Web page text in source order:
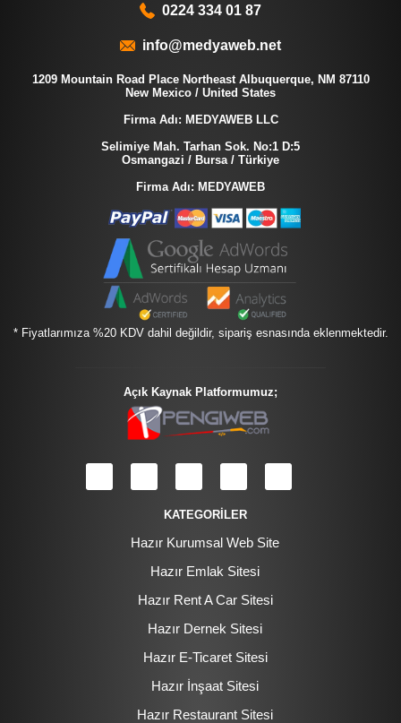
0224 334 01 87
info@medyaweb.net
1209 Mountain Road Place Northeast Albuquerque, NM 87110
New Mexico / United States
Firma Adı: MEDYAWEB LLC
Selimiye Mah. Tarhan Sok. No:1 D:5
Osmangazi / Bursa / Türkiye
Firma Adı: MEDYAWEB
* Fiyatlarımıza %20 KDV dahil değildir, sipariş esnasında eklenmektedir.
Açık Kaynak Platformumuz;
KATEGORİLER
Hazır Kurumsal Web Site
Hazır Emlak Sitesi
Hazır Rent A Car Sitesi
Hazır Dernek Sitesi
Hazır E-Ticaret Sitesi
Hazır İnşaat Sitesi
Hazır Restaurant Sitesi